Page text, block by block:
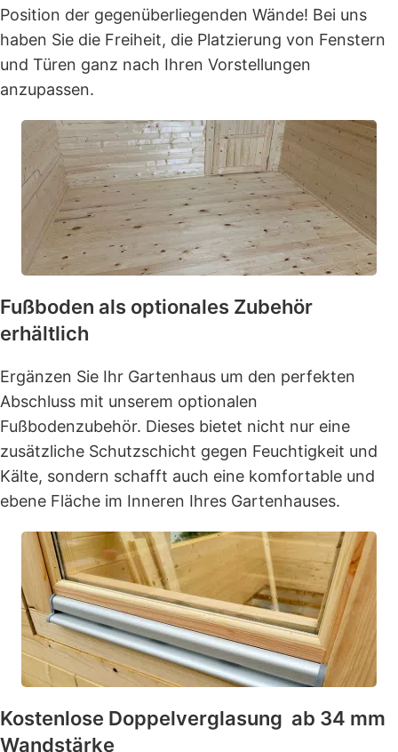
Position der gegenüberliegenden Wände! Bei uns
haben Sie die Freiheit, die Platzierung von Fenstern
und Türen ganz nach Ihren Vorstellungen
anzupassen.
Fußboden als optionales Zubehör
erhältlich
Ergänzen Sie Ihr Gartenhaus um den perfekten
Abschluss mit unserem optionalen
Fußbodenzubehör. Dieses bietet nicht nur eine
zusätzliche Schutzschicht gegen Feuchtigkeit und
Kälte, sondern schafft auch eine komfortable und
ebene Fläche im Inneren Ihres Gartenhauses.
Kostenlose Doppelverglasung ab 34 mm
Wandstärke